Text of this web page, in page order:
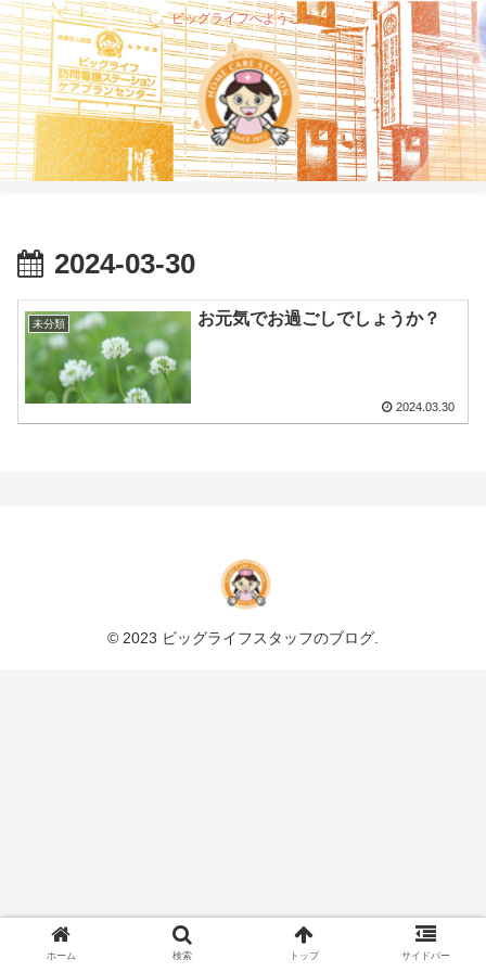
ビッグライフへようこそ
2024-03-30
未分類 お元気でお過ごしでしょうか？
2024.03.30
© 2023 ビッグライフスタッフのブログ.
ホーム 検索 トップ サイドバー